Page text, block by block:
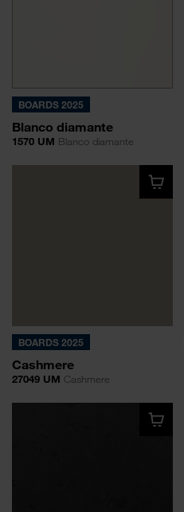
BOARDS 2025
Blanco diamante
1570 UM Blanco diamante
BOARDS 2025
Cashmere
27049 UM Cashmere